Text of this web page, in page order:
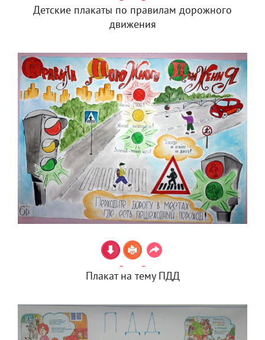
Детские плакаты по правилам дорожного
движения
Плакат на тему ПДД